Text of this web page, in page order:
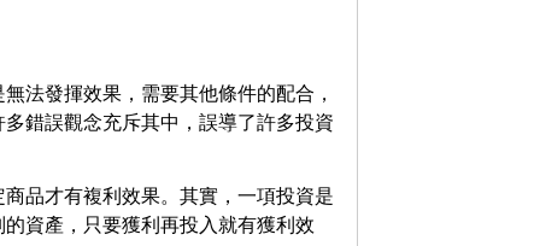
法發揮效果，需要其他條件的配合，
錯誤觀念充斥其中，誤導了許多投資
品才有複利效果。其實，一項投資是
資產，只要獲利再投入就有獲利效